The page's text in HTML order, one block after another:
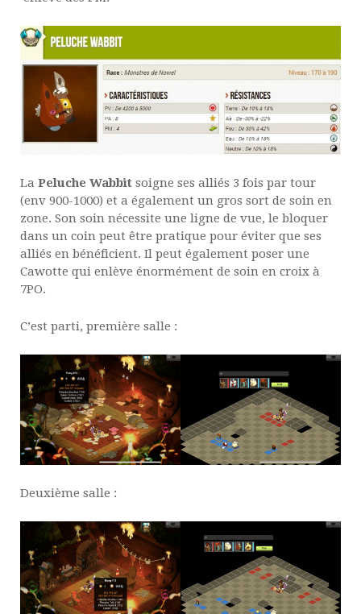
La Peluche Wabbit soigne ses alliés 3 fois par tour
(env 900-1000) et a également un gros sort de soin en
zone. Son soin nécessite une ligne de vue, le bloquer
dans un coin peut être pratique pour éviter que ses
alliés en bénéficient. Il peut également poser une
Cawotte qui enlève énormément de soin en croix à
7PO.
C’est parti, première salle :
Deuxième salle :